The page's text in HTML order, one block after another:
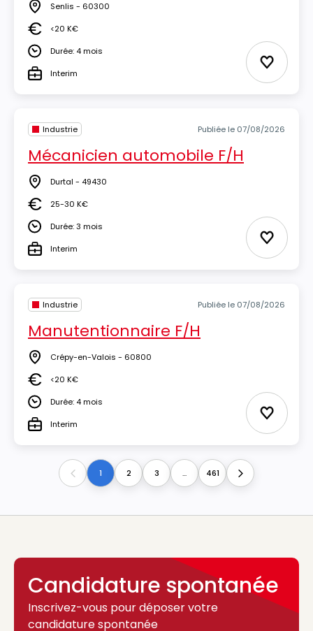
Lieu Senlis - 60300
Salaire<20 K€
DuréeDurée: 4 mois
TypeInterim Ajouter
Industrie Publiée le 07/08/2026
Mécanicien automobile F/H
Lieu Durtal - 49430
Salaire25-30 K€
DuréeDurée: 3 mois
TypeInterim Ajouter
Industrie Publiée le 07/08/2026
Manutentionnaire F/H
Lieu Crépy-en-Valois - 60800
Salaire<20 K€
DuréeDurée: 4 mois
TypeInterim Ajouter
Previous1 2 3 ... 461 Next
Candidature spontanée
Inscrivez-vous pour déposer votre
candidature spontanée